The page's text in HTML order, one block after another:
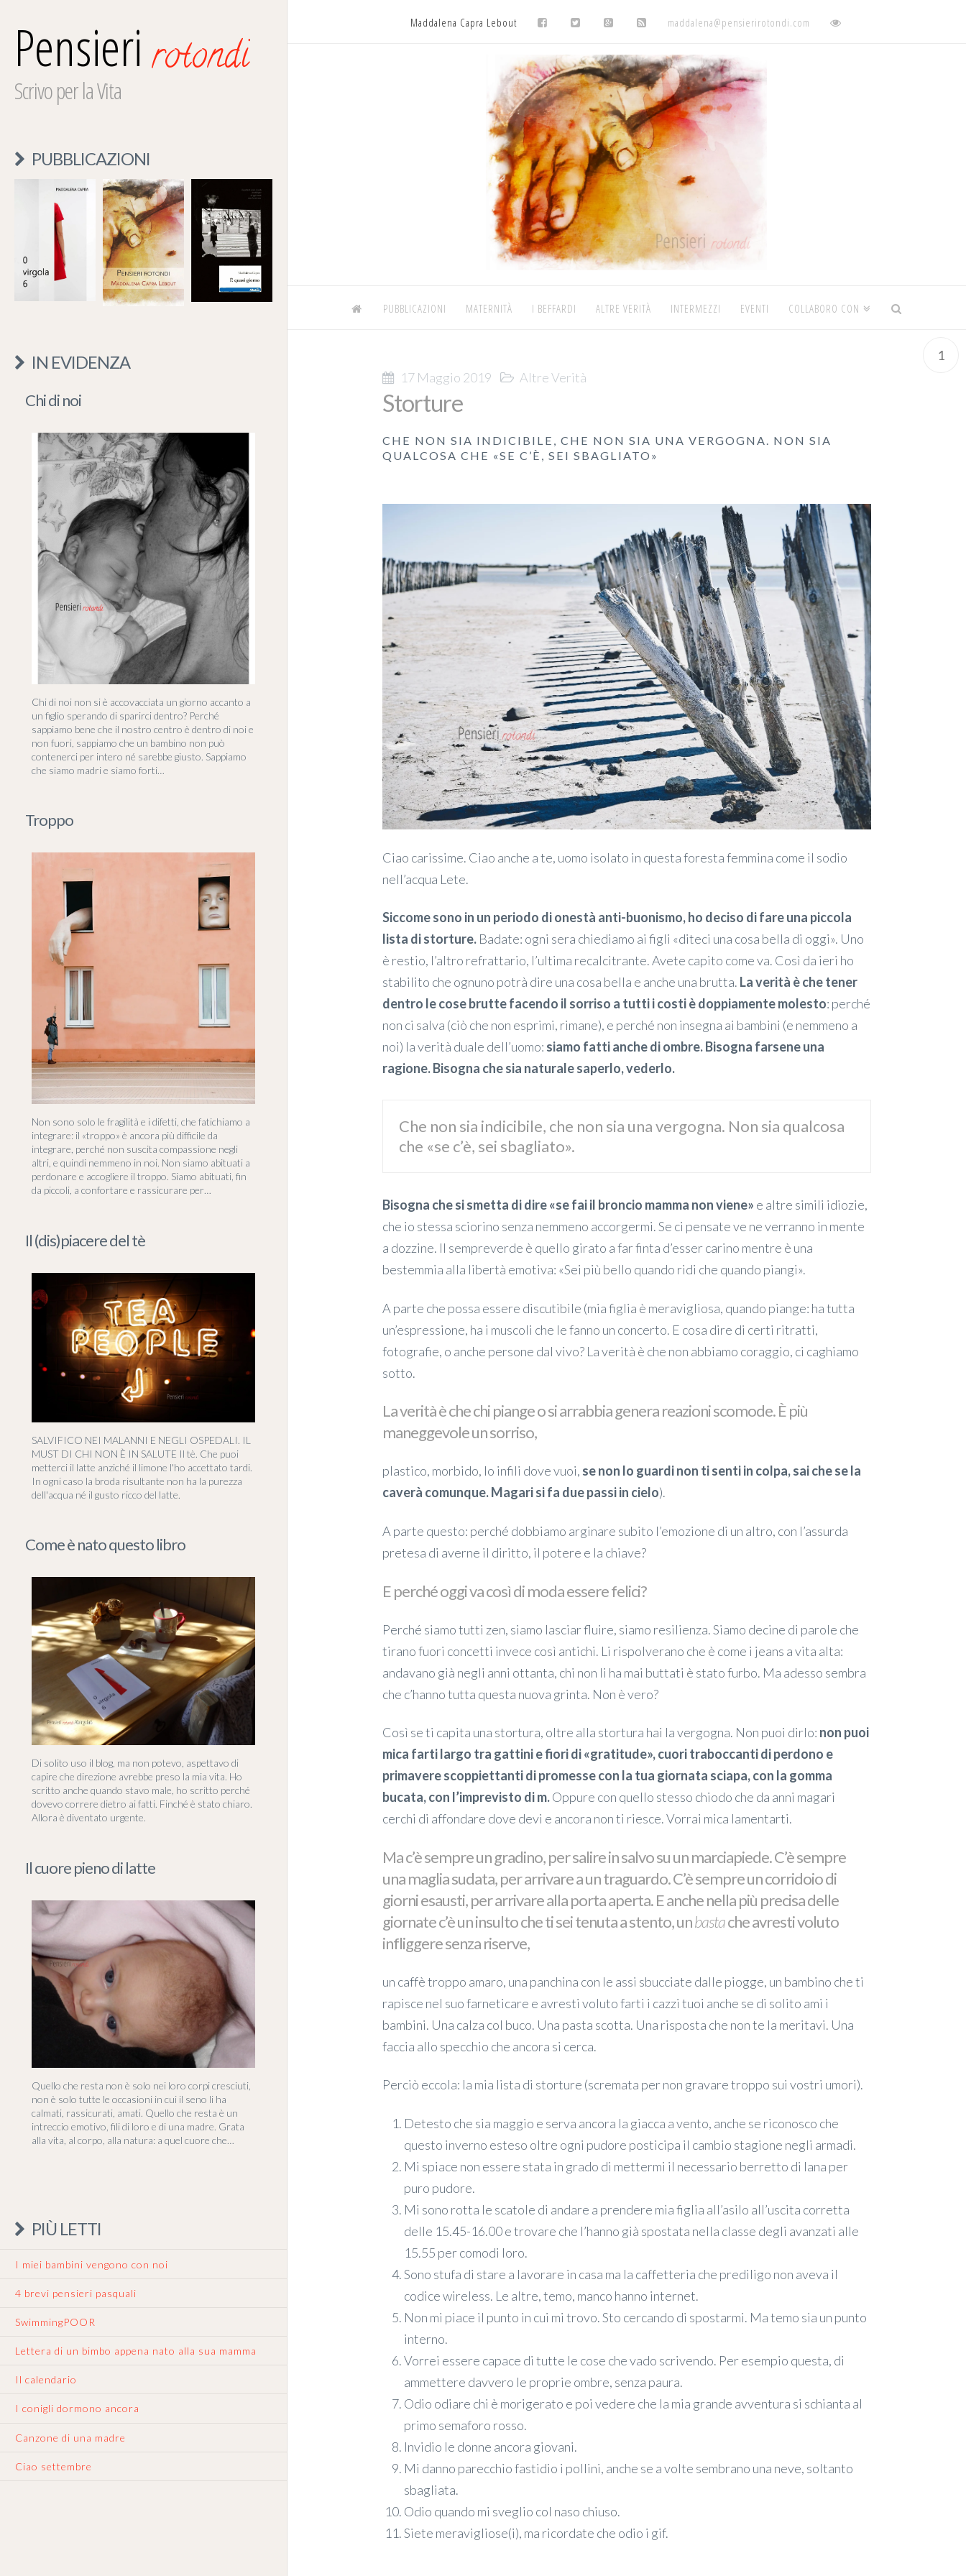
Maddalena Capra Lebout maddalena@pensierirotondi.com
PUBBLICAZIONI MATERNITÀ I BEFFARDI ALTRE VERITÀ INTERMEZZI EVENTI COLLABORO CON
1
17 Maggio 2019
Altre Verità
Storture
CHE NON SIA INDICIBILE, CHE NON SIA UNA VERGOGNA. NON SIA
QUALCOSA CHE «SE C’È, SEI SBAGLIATO»
Ciao carissime. Ciao anche a te, uomo isolato in questa foresta femmina come il sodio
nell’acqua Lete.
Siccome sono in un periodo di onestà anti-buonismo, ho deciso di fare una piccola
lista di storture. Badate: ogni sera chiediamo ai figli «diteci una cosa bella di oggi». Uno
è restio, l’altro refrattario, l’ultima recalcitrante. Avete capito come va. Così da ieri ho
stabilito che ognuno potrà dire una cosa bella e anche una brutta. La verità è che tener
dentro le cose brutte facendo il sorriso a tutti i costi è doppiamente molesto: perché
non ci salva (ciò che non esprimi, rimane), e perché non insegna ai bambini (e nemmeno a
noi) la verità duale dell’uomo: siamo fatti anche di ombre. Bisogna farsene una
ragione. Bisogna che sia naturale saperlo, vederlo.
Che non sia indicibile, che non sia una vergogna. Non sia qualcosa
che «se c’è, sei sbagliato».
Bisogna che si smetta di dire«se fai il broncio mamma non viene» e altre simili idiozie,
che io stessa sciorino senza nemmeno accorgermi. Se ci pensate ve ne verranno in mente
a dozzine. Il sempreverde è quello girato a far finta d’esser carino mentre è una
bestemmia alla libertà emotiva: «Sei più bello quando ridi che quando piangi».
A parte che possa essere discutibile (mia figlia è meravigliosa, quando piange: ha tutta
un’espressione, ha i muscoli che le fanno un concerto. E cosa dire di certi ritratti,
fotografie, o anche persone dal vivo? La verità è che non abbiamo coraggio, ci caghiamo
sotto.
La verità è che chi piange o si arrabbia genera reazioni scomode. È più
maneggevole un sorriso,
plastico, morbido, lo infili dove vuoi, se non lo guardi non ti senti in colpa, sai che se la
caverà comunque. Magari si fa due passi in cielo).
A parte questo: perché dobbiamo arginare subito l’emozione di un altro, con l’assurda
pretesa di averne il diritto, il potere e la chiave?
E perché oggi va così di moda essere felici?
Perché siamo tutti zen, siamo lasciar fluire, siamo resilienza. Siamo decine di parole che
tirano fuori concetti invece così antichi. Li rispolverano che è come i jeans a vita alta:
andavano già negli anni ottanta, chi non li ha mai buttati è stato furbo. Ma adesso sembra
che c’hanno tutta questa nuova grinta. Non è vero?
Così se ti capita una stortura, oltre alla stortura hai la vergogna. Non puoi dirlo: non puoi
mica farti largo tra gattini e fiori di «gratitude», cuori traboccanti di perdono e
primavere scoppiettanti di promesse con la tua giornata sciapa, con la gomma
bucata, con l’imprevisto di m.Oppure con quello stesso chiodo che da anni magari
cerchi di affondare dove devi e ancora non ti riesce. Vorrai mica lamentarti.
Ma c’è sempre un gradino, per salire in salvo su un marciapiede. C’è sempre
una maglia sudata, per arrivare a un traguardo. C’è sempre un corridoio di
giorni esausti, per arrivare alla porta aperta. E anche nella più precisa delle
giornate c’è un insulto che ti sei tenuta a stento, unbastache avresti voluto
infliggere senza riserve,
un caffè troppo amaro, una panchina con le assi sbucciate dalle piogge, un bambino che ti
rapisce nel suo farneticare e avresti voluto farti i cazzi tuoi anche se di solito ami i
bambini. Una calza col buco. Una pasta scotta. Una risposta che non te la meritavi. Una
faccia allo specchio che ancora si cerca.
Perciò eccola: la mia lista di storture (scremata per non gravare troppo sui vostri umori).
Detesto che sia maggio e serva ancora la giacca a vento, anche se riconosco che
questo inverno esteso oltre ogni pudore posticipa il cambio stagione negli armadi.
Mi spiace non essere stata in grado di mettermi il necessario berretto di lana per
puro pudore.
Mi sono rotta le scatole di andare a prendere mia figlia all’asilo all’uscita corretta
delle 15.45-16.00 e trovare che l’hanno già spostata nella classe degli avanzati alle
15.55 per comodi loro.
Sono stufa di stare a lavorare in casa ma la caffetteria che prediligo non aveva il
codice wireless. Le altre, temo, manco hanno internet.
Non mi piace il punto in cui mi trovo. Sto cercando di spostarmi. Ma temo sia un punto
interno.
Vorrei essere capace di tutte le cose che vado scrivendo. Per esempio questa, di
ammettere davvero le proprie ombre, senza paura.
Odio odiare chi è morigerato e poi vedere che la mia grande avventura si schianta al
primo semaforo rosso.
Invidio le donne ancora giovani.
Mi danno parecchio fastidio i pollini, anche se a volte sembrano una neve, soltanto
sbagliata.
Odio quando mi sveglio col naso chiuso.
Siete meravigliose(i), ma ricordate che odio i gif.
Pensieri rotondi
Scrivo per la Vita
PUBBLICAZIONI
IN EVIDENZA
Chi di noi
Chi di noi non si è accovacciata un giorno accanto a
un figlio sperando di sparirci dentro? Perché
sappiamo bene che il nostro centro è dentro di noi e
non fuori, sappiamo che un bambino non può
contenerci per intero né sarebbe giusto. Sappiamo
che siamo madri e siamo forti…
Troppo
Non sono solo le fragilità e i difetti, che fatichiamo a
integrare: il «troppo» è ancora più difficile da
integrare, perché non suscita compassione negli
altri, e quindi nemmeno in noi. Non siamo abituati a
perdonare e accogliere il troppo. Siamo abituati, fin
da piccoli, a confortare e rassicurare per…
Il (dis)piacere del tè
SALVIFICO NEI MALANNI E NEGLI OSPEDALI. IL
MUST DI CHI NON È IN SALUTE Il tè. Che puoi
metterci il latte anziché il limone l'ho accettato tardi.
In ogni caso la broda risultante non ha la purezza
dell'acqua né il gusto ricco del latte.
Come è nato questo libro
Di solito uso il blog, ma non potevo, aspettavo di
capire che direzione avrebbe preso la mia vita. Ho
scritto anche quando stavo male, ho scritto perché
dovevo correre dietro ai fatti. Finché è stato chiaro.
Allora è diventato urgente.
Il cuore pieno di latte
Quello che resta non è solo nei loro corpi cresciuti,
non è solo tutte le occasioni in cui il seno li ha
calmati, rassicurati, amati. Quello che resta è un
intreccio emotivo, fili di loro e di una madre. Grata
alla vita, al corpo, alla natura: a quel cuore che…
PIÙ LETTI
I miei bambini vengono con noi
4 brevi pensieri pasquali
SwimmingPOOR
Lettera di un bimbo appena nato alla sua mamma
Il calendario
I conigli dormono ancora
Canzone di una madre
Ciao settembre